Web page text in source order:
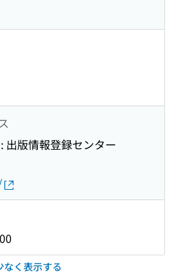
出版情報登録センター
なく表示する